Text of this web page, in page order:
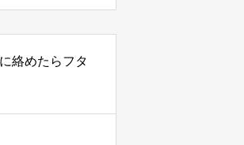
絡めたらフタ